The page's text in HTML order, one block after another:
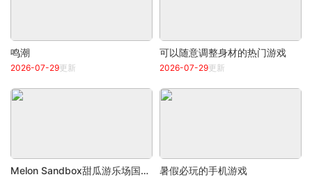
鸣潮
2026-07-29更新
可以随意调整身材的热门游戏
2026-07-29更新
Melon Sandbox甜瓜游乐场国际服 暑假必玩的手机游戏